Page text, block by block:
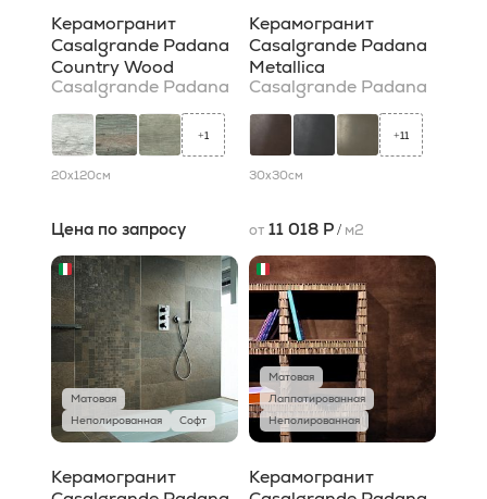
Керамогранит
Casalgrande Padana
Country Wood
Casalgrande Padana
+1
20x120см
Цена по запросу
Керамогранит
Casalgrande Padana
Metallica
Casalgrande Padana
+11
30x30см
от 11 018 Р/ м2
Матовая
Неполированная
Софт
Керамогранит
Матовая
Лаппатированная
Неполированная
Керамогранит